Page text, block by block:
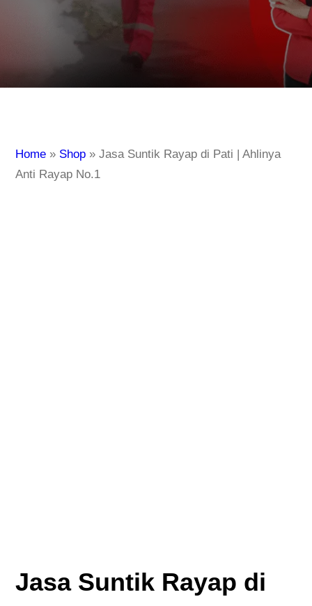
Home » Shop »Jasa Suntik Rayap di Pati | Ahlinya
Anti Rayap No.1
Jasa Suntik Rayap di